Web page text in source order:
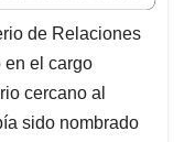
de Relaciones
en el cargo
cercano al
sido nombrado